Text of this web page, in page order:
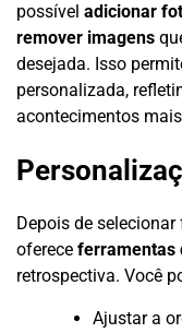
possível adicionar
remover imagens
desejada. Isso
personalizada,
acontecimentos
Depois de
oferece ferramentas
retrospectiva. Você
Ajustar a